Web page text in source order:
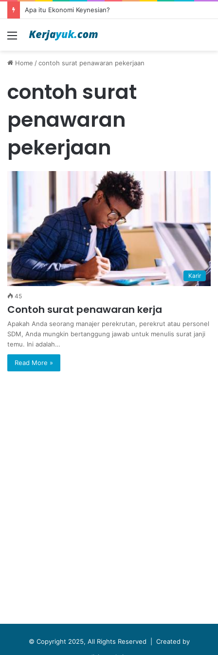
Apa itu Ekonomi Keynesian?
Menu
Home /contoh surat penawaran pekerjaan
contoh surat
penawaran
pekerjaan
Karir
45
Contoh surat penawaran kerja
Apakah Anda seorang manajer perekrutan, perekrut atau personel
SDM, Anda mungkin bertanggung jawab untuk menulis surat janji
temu. Ini adalah…
Read More »
© Copyright 2025, All Rights Reserved | Created by